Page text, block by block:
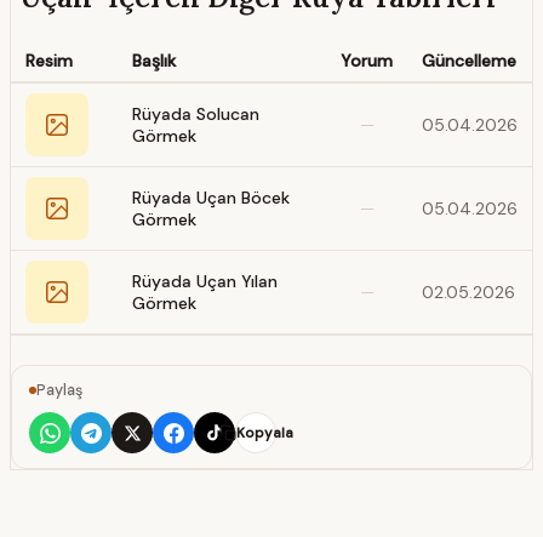
Resim Başlık Yorum Güncelleme
Rüyada Solucan
Görmek
— 05.04.2026
Rüyada Uçan Böcek
Görmek
— 05.04.2026
Rüyada Uçan Yılan
Görmek
— 02.05.2026
Paylaş
Kopyala